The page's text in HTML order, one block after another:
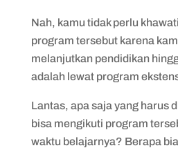
Nah, kamu tidak perlu
program tersebut karena
melanjutkan pendidikan
adalah lewat program
Lantas, apa saja yang harus
bisa mengikuti program
waktu belajarnya? Berapa